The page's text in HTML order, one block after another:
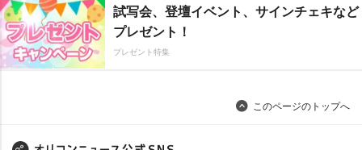
試写会、登壇イベント、サインチェキなど
プレゼント！
プレゼント特集
このページのトップへ